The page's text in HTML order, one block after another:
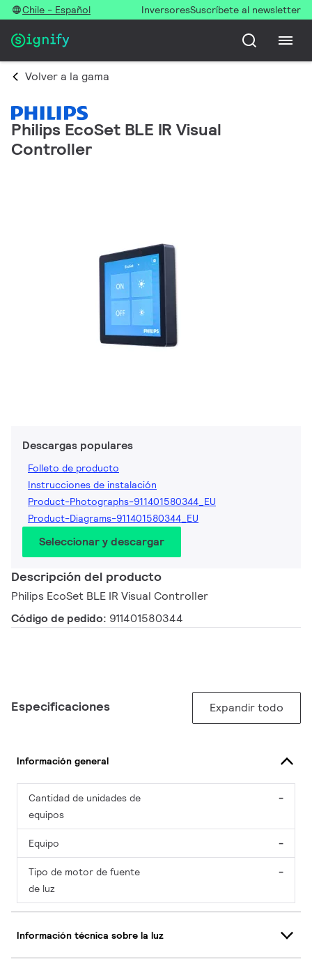
Chile - Español InversoresSuscríbete al newsletter
Volver a la gama
Philips EcoSet BLE IR Visual
Controller
Descargas populares
Folleto de producto
Instrucciones de instalación
Product-Photographs-911401580344_EU
Product-Diagrams-911401580344_EU
Seleccionar y descargar
Descripción del producto
Philips EcoSet BLE IR Visual Controller
Código de pedido: 911401580344
Especificaciones Expandir todo
Información general
Cantidad de unidades de
equipos
-
Equipo -
Tipo de motor de fuente
de luz
-
Información técnica sobre la luz